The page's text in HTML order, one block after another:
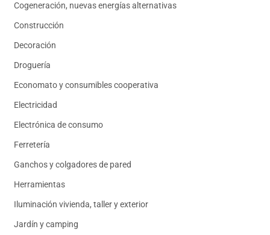
Cogeneración, nuevas energías alternativas
Construcción
Decoración
Droguería
Economato y consumibles cooperativa
Electricidad
Electrónica de consumo
Ferretería
Ganchos y colgadores de pared
Herramientas
Iluminación vivienda, taller y exterior
Jardín y camping